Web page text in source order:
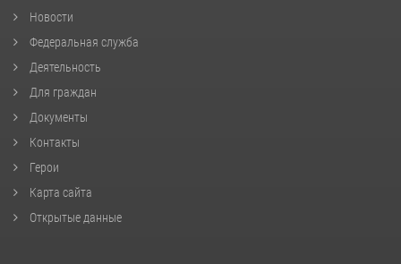
Новости
Федеральная служба
Деятельность
Для граждан
Документы
Контакты
Герои
Карта сайта
Открытые данные